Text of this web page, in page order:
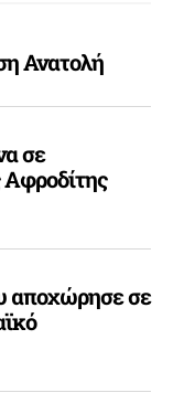
Ανατολή
σε
αποχώρησε σε